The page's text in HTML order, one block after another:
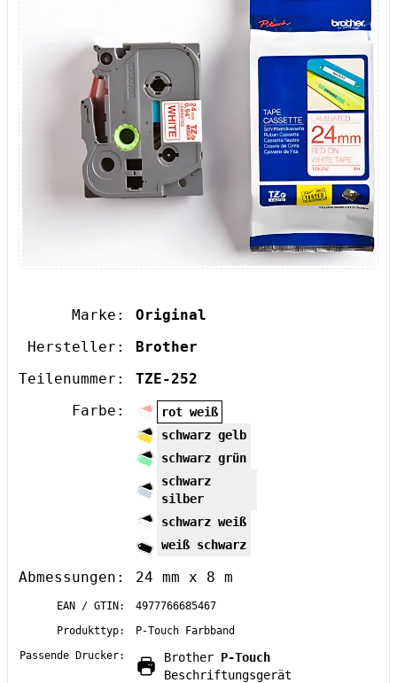
Marke:
Original
Hersteller:
Brother
Teilenummer:
TZE-252
Farbe:
rot weiß
schwarz gelb
schwarz grün
schwarz
silber
schwarz weiß
weiß schwarz
Abmessungen: 24 mm x 8 m
EAN / GTIN:
4977766685467
Produkttyp:
P-Touch Farbband
Passende Drucker:
Brother P-Touch
Beschriftungsgerät